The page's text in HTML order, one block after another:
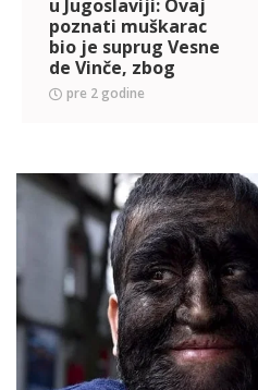
u Jugoslaviji: Ovaj
poznati muškarac
bio je suprug Vesne
de Vinče, zbog
njega decenijama
ne skida crninu
pre 2 godine